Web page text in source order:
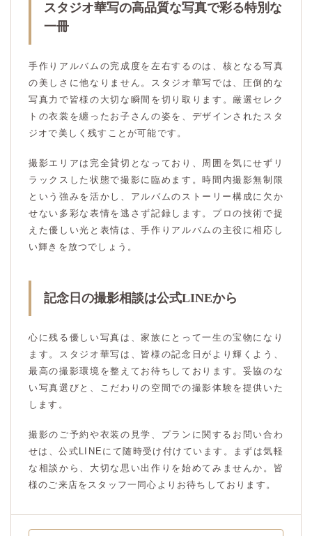
スタジオ華写の高品質な写真で彩る特別な
一冊
手作りアルバムの完成度を左右するのは、核となる写真
の美しさに他なりません。スタジオ華写では、圧倒的な
写真力で皆様の大切な瞬間を切り取ります。厳選セレク
トの衣裳を纏ったお子さんの姿を、デザインされたスタ
ジオで美しく残すことが可能です。
撮影エリアは完全貸切となっており、周囲を気にせずリ
ラックスした状態で撮影に臨めます。時間内撮影無制限
という強みを活かし、アルバムのストーリー構成に欠か
せない多彩な表情を逃さず記録します。プロの技術で捉
えた優しい光と表情は、手作りアルバムの主役に相応し
い輝きを放つでしょう。
記念日の撮影相談は公式LINEから
心に残る優しい写真は、家族にとって一生の宝物になり
ます。スタジオ華写は、皆様の記念日がより輝くよう、
最高の撮影環境を整えてお待ちしております。妥協のな
い写真選びと、こだわりの空間での撮影体験を提供いた
します。
撮影のご予約や衣装の見学、プランに関するお問い合わ
せは、公式LINEにて随時受け付けています。まずは気軽
な相談から、大切な思い出作りを始めてみませんか。皆
様のご来店をスタッフ一同心よりお待ちしております。